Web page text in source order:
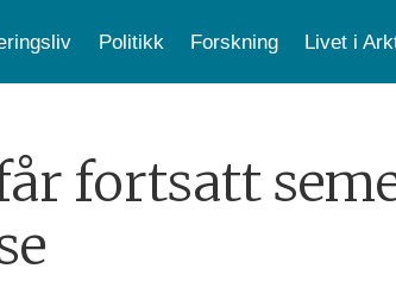
Politikk Forskning Livet i
fortsatt